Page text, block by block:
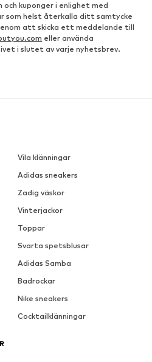
och kuponger i enlighet med
som helst återkalla ditt samtycke
att skicka ett meddelande till
eller använda
i slutet av varje nyhetsbrev.
Vila klänningar
Adidas sneakers
Zadig väskor
Vinterjackor
Toppar
Svarta spetsblusar
Adidas Samba
Badrockar
Nike sneakers
Cocktailklänningar